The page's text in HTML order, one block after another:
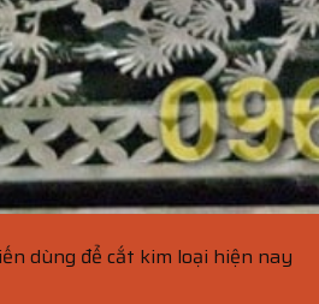
dùng để cắt kim loại hiện nay